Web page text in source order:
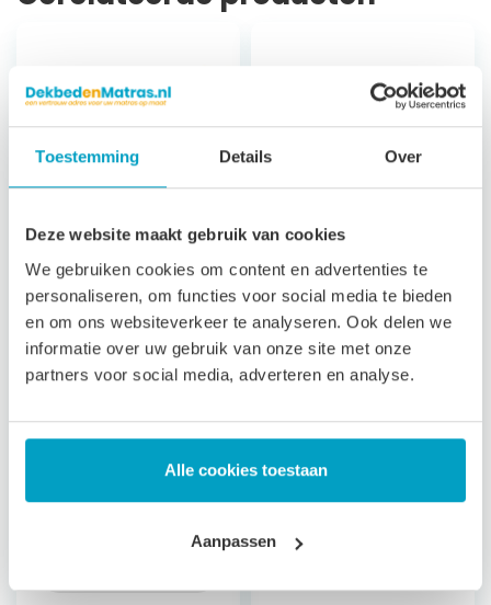
Toestemming Details Over
Deze website maakt gebruik van cookies
We gebruiken cookies om content en advertenties te
personaliseren, om functies voor social media te bieden
en om ons websiteverkeer te analyseren. Ook delen we
informatie over uw gebruik van onze site met onze
partners voor social media, adverteren en analyse.
Alle cookies toestaan
Aanpassen
Koudschuim
Matras Andros
Climat
7 zones
23 cm hoog
Luxe afritsbare,
3 jaar garantie
Koudschuim
Matras Milos
7 zones
ondersteuning
3 jaar garantie